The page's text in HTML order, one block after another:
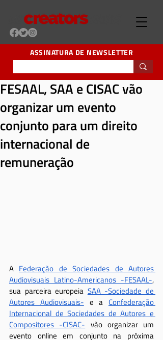
ASSINATURA DE NEWSLETTER
FESAAL, SAA e CISAC vão
organizar um evento
conjunto para um direito
internacional de
remuneração
A Federação de Sociedades de Autores
Audiovisuais Latino-Americanos -FESAAL-,
sua parceira europeia SAA -Sociedade de
Autores Audiovisuais- e a Confederação
Internacional de Sociedades de Autores e
Compositores -CISAC- vão organizar um